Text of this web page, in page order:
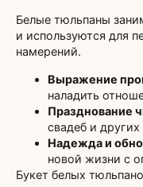
Белые тюльпаны
и используются для
намерений.
Выражение
наладить
Празднование
свадеб и
Надежда и
новой жизни с
Букет белых